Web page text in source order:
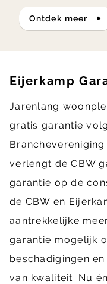
ontdek meer
Eijerkamp
Jarenlang
gratis garantie
Branchevereniging
verlengt de CBW
garantie op de
de CBW en
aantrekkelijke
garantie mogelijk
beschadigingen
van kwaliteit. Nu